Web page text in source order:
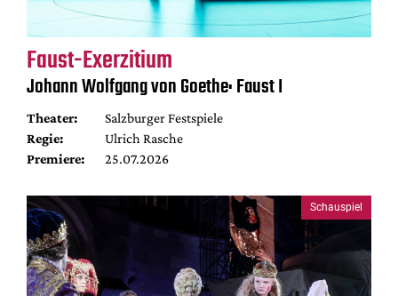
Faust-Exerzitium
Johann Wolfgang von Goethe: Faust I
Theater:
Salzburger Festspiele
Regie:
Ulrich Rasche
Premiere:
25.07.2026
Schauspiel